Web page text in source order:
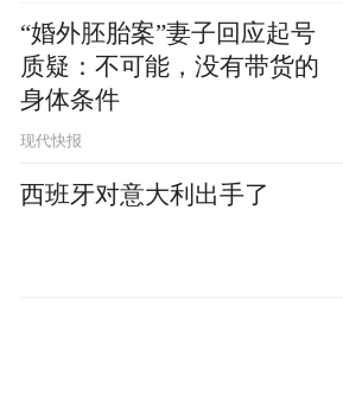
“婚外胚胎案”妻子回应起号
质疑：不可能，没有带货的
身体条件
现代快报
西班牙对意大利出手了